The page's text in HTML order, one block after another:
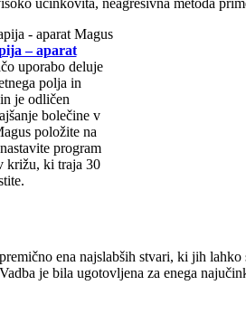
– aparat
uporabo deluje
polja in
je odličen
bolečine v
položite na
program
križu, ki traja 30
ena najslabših stvari, ki jih
je bila ugotovljena za enega